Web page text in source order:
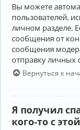
Вы можете
пользователей,
личном разделе.
сообщения от
сообщения
отправку личных
Вернуться к
Я получил
кого-то с